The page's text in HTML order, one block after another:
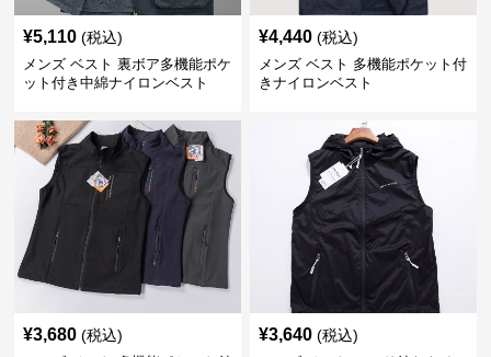
¥5,110 (税込)
メンズ ベスト 裏ボア多機能ポケ
ット付き中綿ナイロンベスト
¥4,440 (税込)
メンズ ベスト 多機能ポケット付
きナイロンベスト
¥3,680 (税込) ¥3,640 (税込)